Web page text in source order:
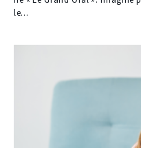
le...